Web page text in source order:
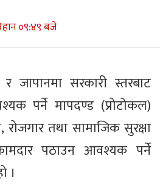
०९:४९ बजे
जापानमा सरकारी स्तरबाट
पर्ने मापदण्ड (प्रोटोकल)
तथा सामाजिक सुरक्षा
पठाउन आवश्यक पर्ने
।